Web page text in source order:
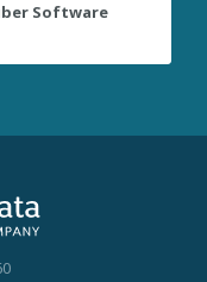
Software